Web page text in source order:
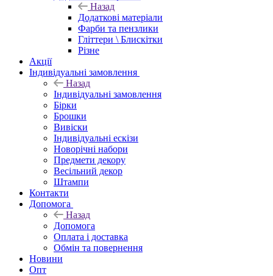
Назад
Додаткові матеріали
Фарби та пензлики
Гліттери \ Блискітки
Різне
Акції
Індивідуальні замовлення
Назад
Індивідуальні замовлення
Бірки
Брошки
Вивіски
Індивідуальні ескізи
Новорічні набори
Предмети декору
Весільний декор
Штампи
Контакти
Допомога
Назад
Допомога
Оплата і доставка
Обмін та повернення
Новини
Опт